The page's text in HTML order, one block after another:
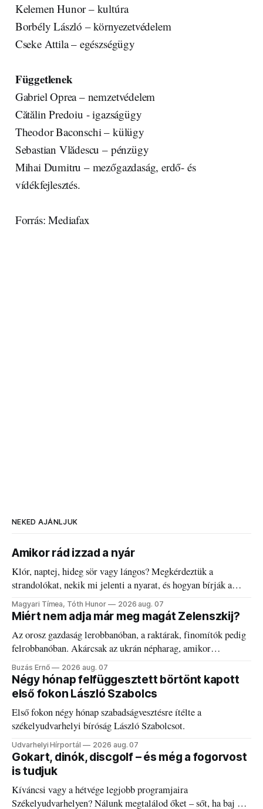
Kelemen Hunor – kultúra
Borbély László – környezetvédelem
Cseke Attila – egészségügy
Függetlenek
Gabriel Oprea – nemzetvédelem
Cătălin Predoiu - igazságügy
Theodor Baconschi – külügy
Sebastian Vlădescu – pénzügy
Mihai Dumitru – mezőgazdaság, erdő- és
vídékfejlesztés.
Forrás: Mediafax
NEKED AJÁNLJUK
Amikor rád izzad a nyár
Klór, naptej, hideg sör vagy lángos? Megkérdeztük a
strandolókat, nekik mi jelenti a nyarat, és hogyan bírják a
kánikulát.
Magyari Tímea, Tóth Hunor 2026 aug. 07
Miért nem adja már meg magát Zelenszkij?
Az orosz gazdaság lerobbanóban, a raktárak, finomítók pedig
felrobbanóban. Akárcsak az ukrán népharag, amikor
elégedetlen vezetőivel.
Buzás Ernő 2026 aug. 07
Négy hónap felfüggesztett börtönt kapott
első fokon László Szabolcs
Első fokon négy hónap szabadságvesztésre ítélte a
székelyudvarhelyi bíróság László Szabolcsot.
Udvarhelyi Hírportál 2026 aug. 07
Gokart, dinók, discgolf – és még a fogorvost
is tudjuk
Kíváncsi vagy a hétvége legjobb programjaira
Székelyudvarhelyen? Nálunk megtalálod őket – sőt, ha baj van